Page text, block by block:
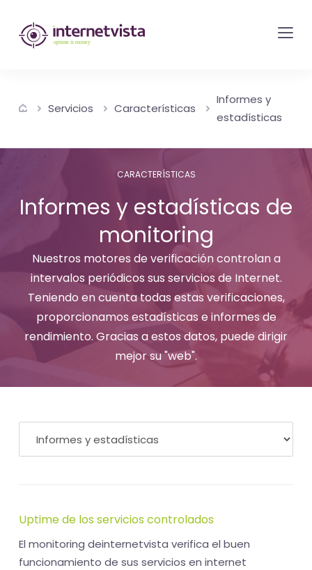
Monitorización
de
control
sitio
y
de
servicios
de
Internet
El
tiempo
(activo)
oro
Servicios Características
Informes y
estadísticas
CARACTERÍSTICAS
Informes y estadísticas de
monitoring
Nuestros motores de verificación controlan a
intervalos periódicos sus servicios de Internet.
Teniendo en cuenta todas estas verificaciones,
proporcionamos estadísticas e informes de
rendimiento. Gracias a estos datos, puede dirigir
mejor su "web".
Uptime de los servicios controlados
El monitoring deinternetvista verifica el buen
funcionamiento de sus servicios en internet